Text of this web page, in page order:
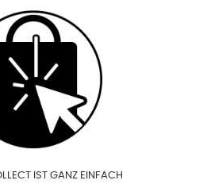
IST GANZ EINFACH